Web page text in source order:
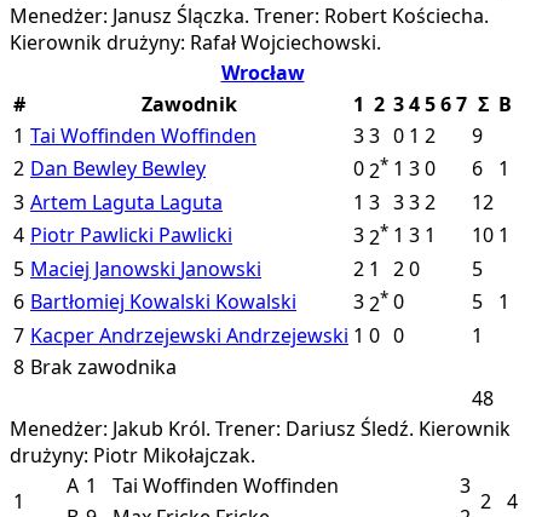
Menedżer: Janusz Ślączka. Trener: Robert Kościecha.
Kierownik drużyny: Rafał Wojciechowski.
Wrocław
#
Zawodnik 1 2 34567 Σ B
1 Tai Woffinden Woffinden 33 0 1 2
9
2 Dan Bewley Bewley 02* 1 30 6
1
3 Artem Laguta Laguta 1 3 332
12
4 Piotr Pawlicki Pawlicki 32* 1 3 1 10 1
5 Maciej Janowski Janowski 2 1 20
5
6 Bartłomiej Kowalski Kowalski 32* 0 5
1
7 Kacper Andrzejewski Andrzejewski 1 0 0
1
8 Brak zawodnika
48
Menedżer: Jakub Król. Trener: Dariusz Śledź. Kierownik
drużyny: Piotr Mikołajczak.
1
A 1 Tai Woffinden Woffinden 3
2 4